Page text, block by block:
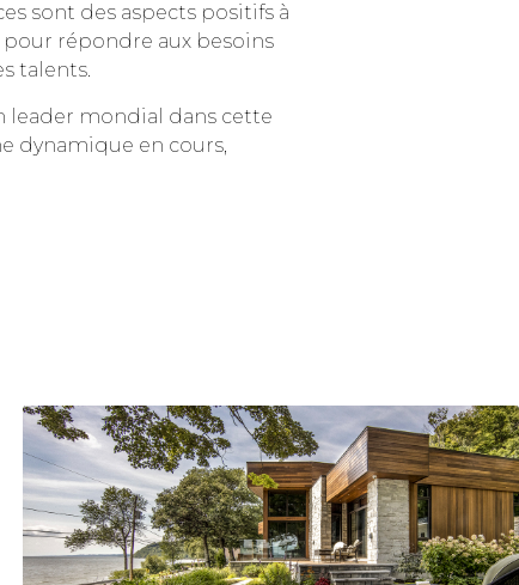
sont des aspects positifs à
répondre aux besoins
talents.
leader mondial dans cette
dynamique en cours,